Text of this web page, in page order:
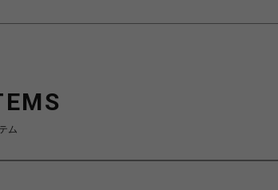
ム